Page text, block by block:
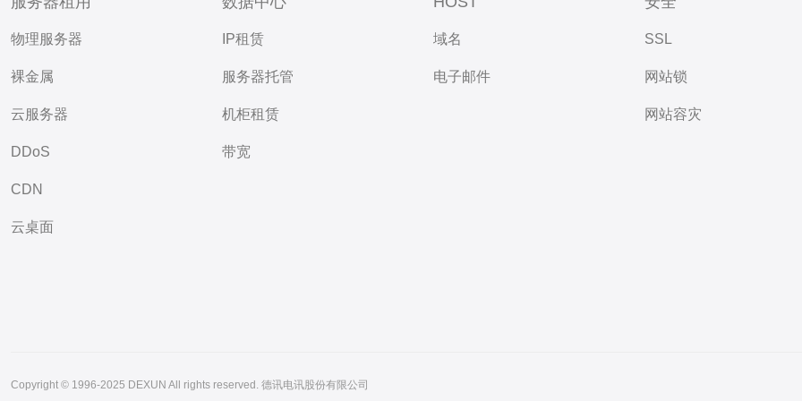
物理服务器
裸金属
云服务器
DDoS
CDN
云桌面
IP租赁
服务器托管
机柜租赁
带宽
域名
电子邮件
SSL
网站锁
网站容灾
Copyright © 1996-2025 DEXUN All rights reserved. 德讯电讯股份有限公司